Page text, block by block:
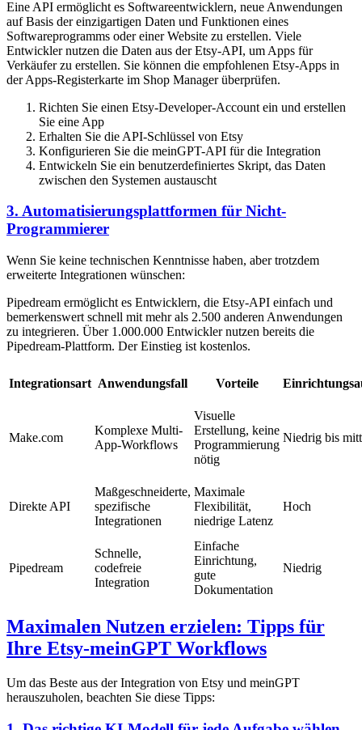
Eine API ermöglicht es Softwareentwicklern, neue Anwendungen
auf Basis der einzigartigen Daten und Funktionen eines
Softwareprogramms oder einer Website zu erstellen. Viele
Entwickler nutzen die Daten aus der Etsy-API, um Apps für
Verkäufer zu erstellen. Sie können die empfohlenen Etsy-Apps in
der Apps-Registerkarte im Shop Manager überprüfen.
Richten Sie einen Etsy-Developer-Account ein und erstellen
Sie eine App
Erhalten Sie die API-Schlüssel von Etsy
Konfigurieren Sie die meinGPT-API für die Integration
Entwickeln Sie ein benutzerdefiniertes Skript, das Daten
zwischen den Systemen austauscht
3. Automatisierungsplattformen für Nicht-
Programmierer
Wenn Sie keine technischen Kenntnisse haben, aber trotzdem
erweiterte Integrationen wünschen:
Pipedream ermöglicht es Entwicklern, die Etsy-API einfach und
bemerkenswert schnell mit mehr als 2.500 anderen Anwendungen
zu integrieren. Über 1.000.000 Entwickler nutzen bereits die
Pipedream-Plattform. Der Einstieg ist kostenlos.
Integrationsart Anwendungsfall Vorteile
Make.com
Komplexe Multi-
App-Workflows
Visuelle
Erstellung, keine
Programmierung
nötig
Niedrig bis
Direkte API
Maßgeschneiderte,
spezifische
Integrationen
Maximale
Flexibilität,
niedrige Latenz
Hoch
Pipedream
Schnelle,
codefreie
Integration
Einfache
Einrichtung,
gute
Dokumentation
Niedrig
Maximalen Nutzen erzielen: Tipps für
Ihre Etsy-meinGPT Workflows
Um das Beste aus der Integration von Etsy und meinGPT
herauszuholen, beachten Sie diese Tipps: